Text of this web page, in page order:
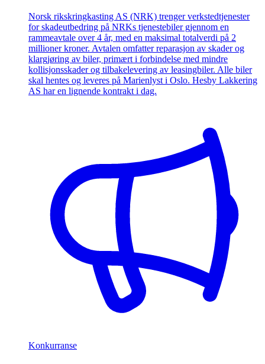
Norsk rikskringkasting AS (NRK) trenger verkstedtjenester
for skadeutbedring på NRKs tjenestebiler gjennom en
rammeavtale over 4 år, med en maksimal totalverdi på 2
millioner kroner. Avtalen omfatter reparasjon av skader og
klargjøring av biler, primært i forbindelse med mindre
kollisjonsskader og tilbakelevering av leasingbiler. Alle biler
skal hentes og leveres på Marienlyst i Oslo. Hesby Lakkering
AS har en lignende kontrakt i dag.
Konkurranse